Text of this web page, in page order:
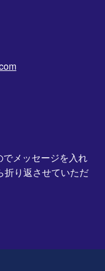
メッセージを入れ
折り返させていただ